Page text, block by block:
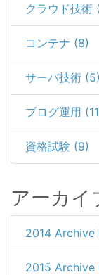
クラウド技術
コンテナ (8)
サーバ技術 (5)
ブログ運用
資格試験 (9)
アーカイ
2014 Archive
2015 Archive